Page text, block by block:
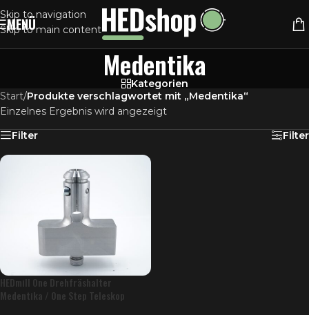
Skip to navigation
Skip to main content
MENÜ
Medentika
Kategorien
Start/Produkte verschlagwortet mit „Medentika“
Einzelnes Ergebnis wird angezeigt
Filter
Filter
HEDmill One Drehfräshalter
Medentika / One Step Teleskop